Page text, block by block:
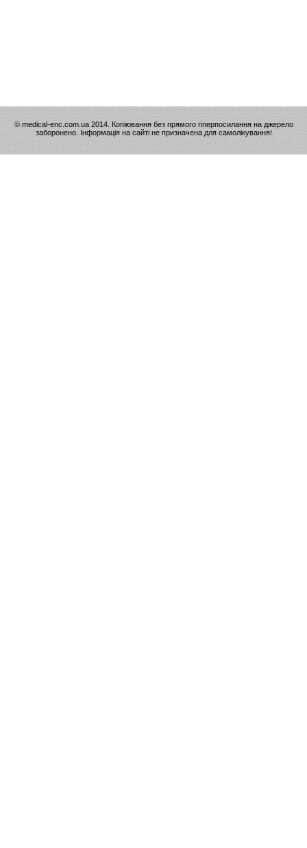
© medical-enc.com.ua 2014. Копіювання без прямого гіперпосилання на джерело
заборонено. Інформація на сайті не призначена для самолікування!